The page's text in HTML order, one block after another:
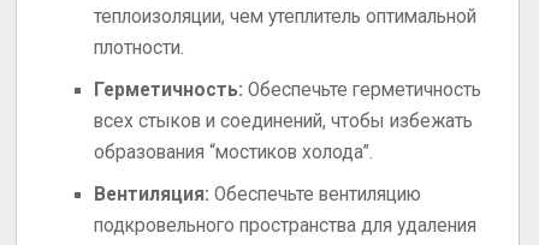
теплоизоляции, чем утеплитель оптимальной
плотности.
Герметичность: Обеспечьте герметичность
всех стыков и соединений, чтобы избежать
образования “мостиков холода”.
Вентиляция: Обеспечьте вентиляцию
подкровельного пространства для удаления